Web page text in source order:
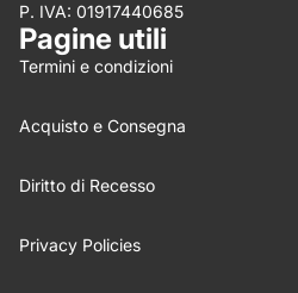
Nome *
P. IVA: 01917440685
Pagine utili
Termini e condizioni
Acquisto e Consegna
Diritto di Recesso
Privacy Policies